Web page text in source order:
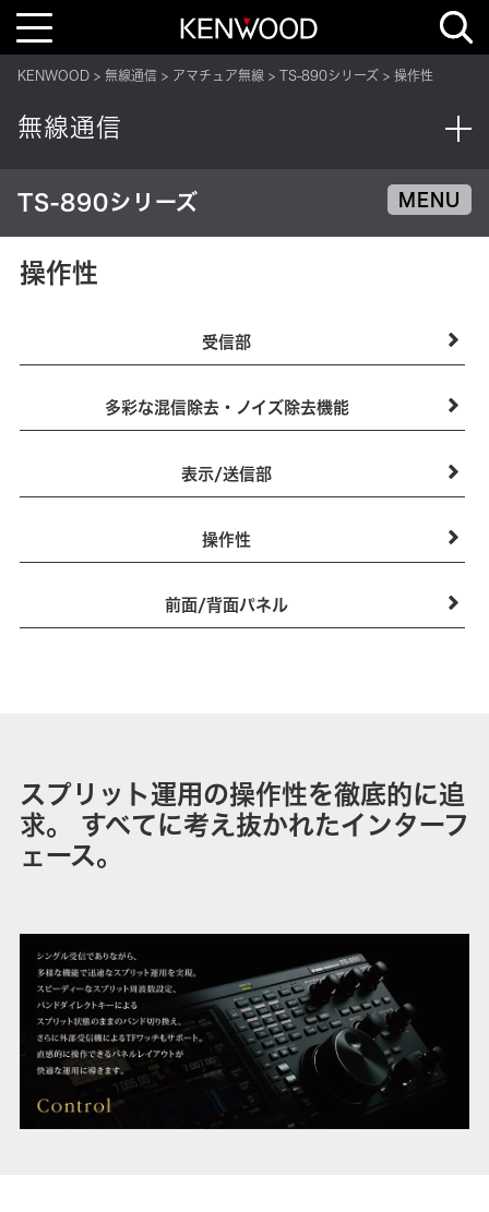
T
l
a
v
t
o
KENWOOD 無線通信 アマチュア無線 TS-890シリーズ 操作性
無線通信
TS-890シリーズ MENU
操作性
受信部
多彩な混信除去・ノイズ除去機能
表示/送信部
操作性
前面/背面パネル
スプリット運用の操作性を徹底的に追
求。 すべてに考え抜かれたインターフ
ェース。